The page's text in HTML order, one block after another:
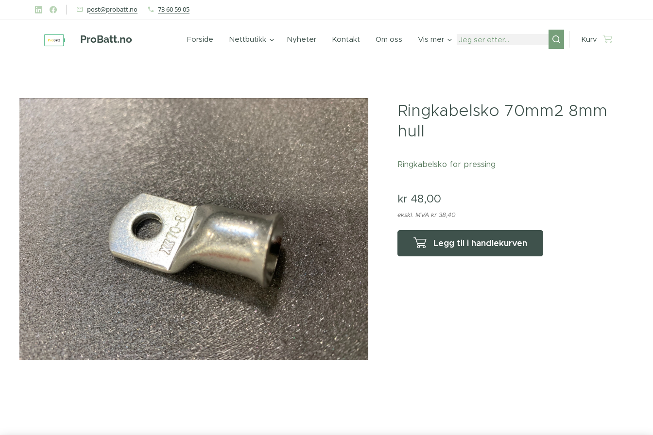
post@probatt.no 73 60 59 05
ProBatt.no Forside Nettbutikk Nyheter Kontakt Om oss Vis mer Kurv
Ringkabelsko 70mm2 8mm
hull
Ringkabelsko for pressing
kr 48,00
ekskl. MVA kr 38,40
Legg til i handlekurven